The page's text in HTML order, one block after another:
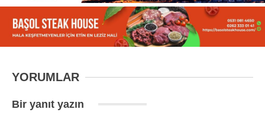
YORUMLAR
Bir yanıt yazın